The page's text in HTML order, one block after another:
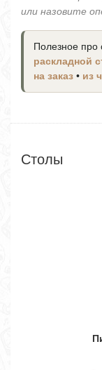
или назовите
Полезное про
раскладной
на заказ • из
Столы